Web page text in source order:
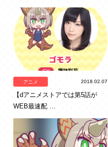
アニメ 2018.02.07
【dアニメストアでは第5話が
WEB最速配 …